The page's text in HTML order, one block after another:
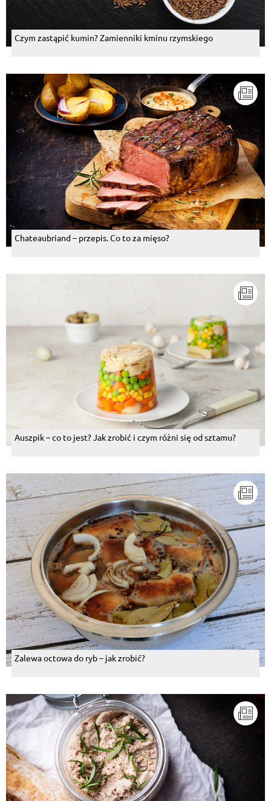
Czym zastąpić kumin? Zamienniki kminu rzymskiego
Chateaubriand – przepis. Co to za mięso?
Auszpik – co to jest? Jak zrobić i czym różni się od sztamu?
Zalewa octowa do ryb – jak zrobić?